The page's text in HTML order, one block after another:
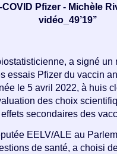
Pfizer - Michèle
vidéo_49’19’’
a signé un
essais Pfizer du vaccin
le 5 avril 2022, à huis
des choix
secondaires des
EELV/ALE au
de santé, a choisi